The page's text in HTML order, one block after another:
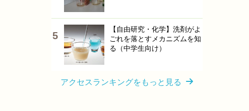
【自由研究・化学】洗剤がよ
ごれを落とすメカニズムを知
る（中学生向け）
アクセスランキングをもっと見る